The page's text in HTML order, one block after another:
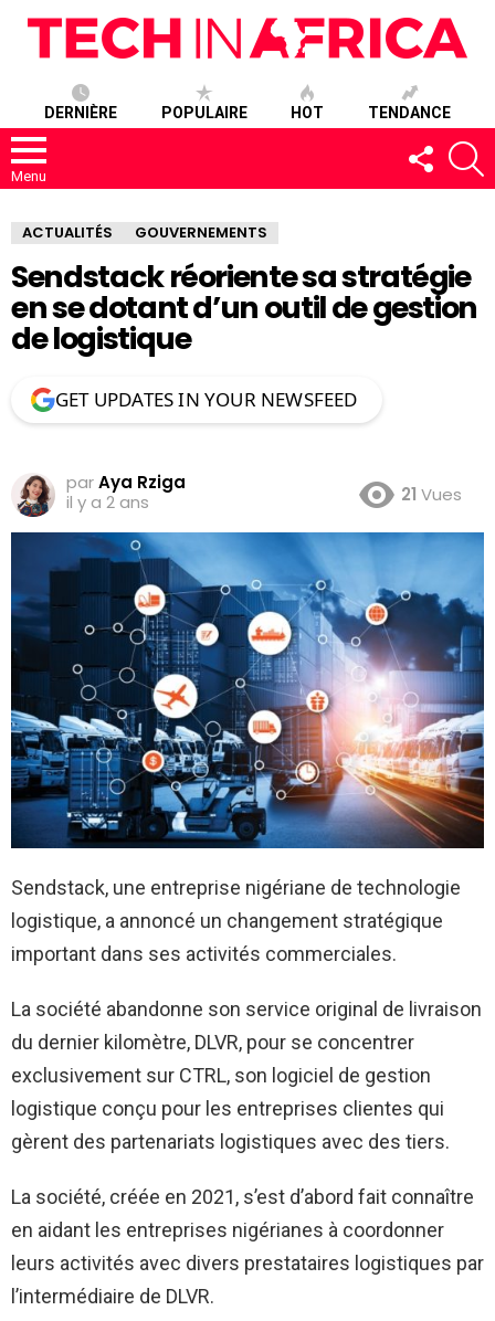
DERNIÈRE POPULAIRE HOT TENDANCE
Menu
SUIVEZ-
NOUS
ACTUALITÉS GOUVERNEMENTS
Sendstack réoriente sa stratégie
en se dotant d’un outil de gestion
de logistique
GET UPDATES IN YOUR NEWSFEED
parAya Rziga
il y a 2 ans
21 Vues
Sendstack, une entreprise nigériane de technologie
logistique, a annoncé un changement stratégique
important dans ses activités commerciales.
La société abandonne son service original de livraison
du dernier kilomètre, DLVR, pour se concentrer
exclusivement sur CTRL, son logiciel de gestion
logistique conçu pour les entreprises clientes qui
gèrent des partenariats logistiques avec des tiers.
La société, créée en 2021, s’est d’abord fait connaître
en aidant les entreprises nigérianes à coordonner
leurs activités avec divers prestataires logistiques par
l’intermédiaire de DLVR.